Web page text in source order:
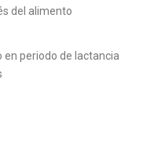
del alimento
en periodo de lactancia